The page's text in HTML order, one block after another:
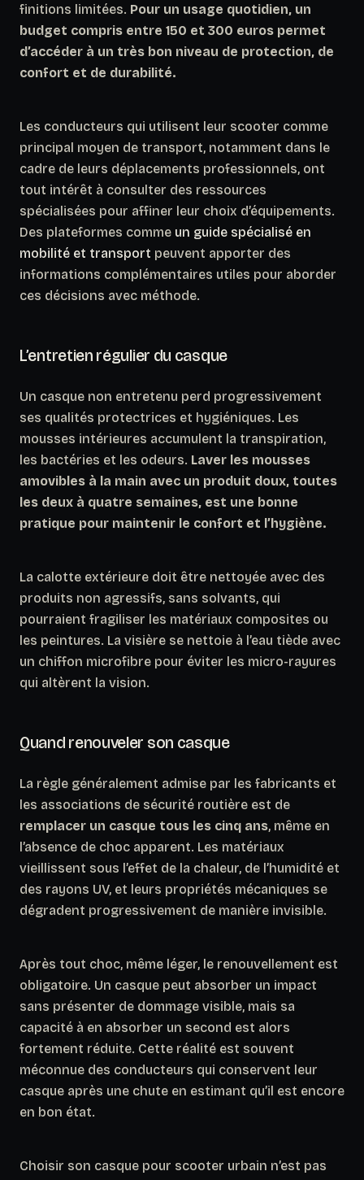
finitions limitées. Pour un usage quotidien, un
budget compris entre 150 et 300 euros permet
d’accéder à un très bon niveau de protection, de
confort et de durabilité.
Les conducteurs qui utilisent leur scooter comme
principal moyen de transport, notamment dans le
cadre de leurs déplacements professionnels, ont
tout intérêt à consulter des ressources
spécialisées pour affiner leur choix d’équipements.
Des plateformes comme un guide spécialisé en
mobilité et transport peuvent apporter des
informations complémentaires utiles pour aborder
ces décisions avec méthode.
L’entretien régulier du casque
Un casque non entretenu perd progressivement
ses qualités protectrices et hygiéniques. Les
mousses intérieures accumulent la transpiration,
les bactéries et les odeurs. Laver les mousses
amovibles à la main avec un produit doux, toutes
les deux à quatre semaines, est une bonne
pratique pour maintenir le confort et l’hygiène.
La calotte extérieure doit être nettoyée avec des
produits non agressifs, sans solvants, qui
pourraient fragiliser les matériaux composites ou
les peintures. La visière se nettoie à l’eau tiède avec
un chiffon microfibre pour éviter les micro-rayures
qui altèrent la vision.
Quand renouveler son casque
La règle généralement admise par les fabricants et
les associations de sécurité routière est de
remplacer un casque tous les cinq ans, même en
l’absence de choc apparent. Les matériaux
vieillissent sous l’effet de la chaleur, de l’humidité et
des rayons UV, et leurs propriétés mécaniques se
dégradent progressivement de manière invisible.
Après tout choc, même léger, le renouvellement est
obligatoire. Un casque peut absorber un impact
sans présenter de dommage visible, mais sa
capacité à en absorber un second est alors
fortement réduite. Cette réalité est souvent
méconnue des conducteurs qui conservent leur
casque après une chute en estimant qu’il est encore
en bon état.
Choisir son casque pour scooter urbain n’est pas